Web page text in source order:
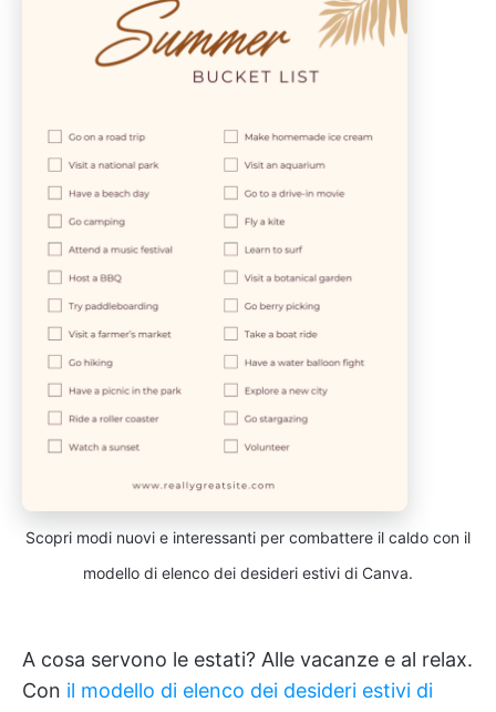
Scopri modi nuovi e interessanti per combattere il caldo con il
modello di elenco dei desideri estivi di Canva.
A cosa servono le estati? Alle vacanze e al relax.
Con il modello di elenco dei desideri estivi di